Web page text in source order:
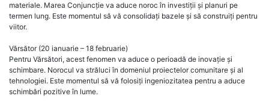
materiale. Marea Conjuncție va aduce noroc în investiții și planuri pe
termen lung. Este momentul să vă consolidați bazele și să construiți pentru
viitor.
Vărsător (20 ianuarie – 18 februarie)
Pentru Vărsători, acest fenomen va aduce o perioadă de inovație și
schimbare. Norocul va străluci în domeniul proiectelor comunitare și al
tehnologiei. Este momentul să vă folosiți ingeniozitatea pentru a aduce
schimbări pozitive în lume.